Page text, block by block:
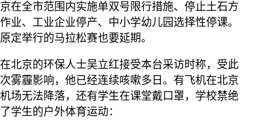
京在全市范围内实施单双号限行措施、停止土石方
作业、工业企业停产、中小学幼儿园选择性停课。
原定举行的马拉松赛也要延期。
在北京的环保人士吴立红接受本台采访时称，受此
次雾霾影响，他已经连续咳嗽多日。有飞机在北京
机场无法降落，还有学生在课堂戴口罩，学校禁绝
了学生的户外体育运动：